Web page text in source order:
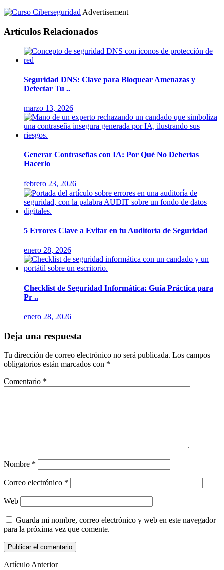
Advertisement
Artículos Relacionados
Seguridad DNS: Clave para Bloquear Amenazas y
Detectar Tu ..
marzo 13, 2026
Generar Contraseñas con IA: Por Qué No Deberías
Hacerlo
febrero 23, 2026
5 Errores Clave a Evitar en tu Auditoría de Seguridad
enero 28, 2026
Checklist de Seguridad Informática: Guía Práctica para
Pr ..
enero 28, 2026
Deja una respuesta
Tu dirección de correo electrónico no será publicada. Los campos
obligatorios están marcados con *
Comentario *
Nombre *
Correo electrónico *
Web
Guarda mi nombre, correo electrónico y web en este navegador
para la próxima vez que comente.
Artículo Anterior